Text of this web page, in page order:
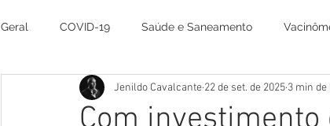
Geral COVID-19 Saúde e Saneamento
Gestão e Finanças Infra, Obra e Transporte
Jenildo Cavalcante 22 de set. de 2025 3 min